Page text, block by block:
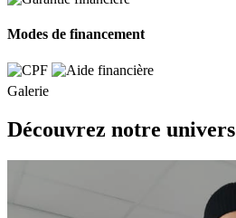
Modes de financement
Galerie
Découvrez notre univers